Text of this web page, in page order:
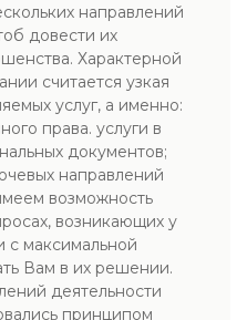
направлений
довести их
Характерной
считается узкая
услуг, а именно:
права. услуги в
документов;
направлений
возможность
возникающих у
с максимальной
Вам в их решении.
деятельности
принципом